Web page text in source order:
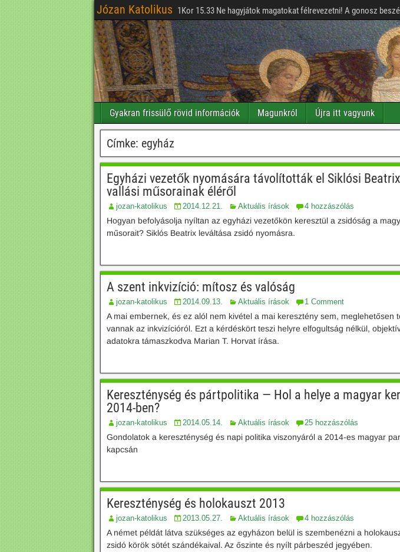
Józan Katolikus 1Kor 15.33 Ne hagyjátok magatokat félrevezetni! A gonosz
Gyakran frissülő rövid információk Magunkról Újra itt vagyunk
Címke: egyház
Egyházi vezetők nyomására távolították el Siklósi
vallási műsorainak éléről
jozan-katolikus 2014.12.21. Aktuális írások 4 hozzászólás
Hogyan befolyásolja nyíltan az egyházi vezetőkön keresztül a zsidóság a
műsorait? Siklós Beatrix leváltása zsidó nyomásra.
A szent inkvizíció: mítosz és valóság
jozan-katolikus 2014.09.13. Aktuális írások 1 Comment
A mai embernek, és ez alól nem kivétel a mai keresztény sem, meglehetősen
vannak az inkvizícióról. Ezt a kérdéskört teszi helyre elfogultság nélkül,
adatokra támaszkodva Marian T. Horvat írása.
Kereszténység és pártpolitika — Hol a helye a magyar
2014-ben?
jozan-katolikus 2014.05.14. Aktuális írások 25 hozzászólás
Gondolatok a kereszténység és napi politika viszonyáról a 2014-es magyar
kapcsán
Kereszténység és holokauszt 2013
jozan-katolikus 2013.05.27. Aktuális írások 4 hozzászólás
A német példát látva szükséges az egyházon belül is szembenézni a
zsidó körök sötét szándékaival. Az őszinte és nyílt párbeszéd jegyében.